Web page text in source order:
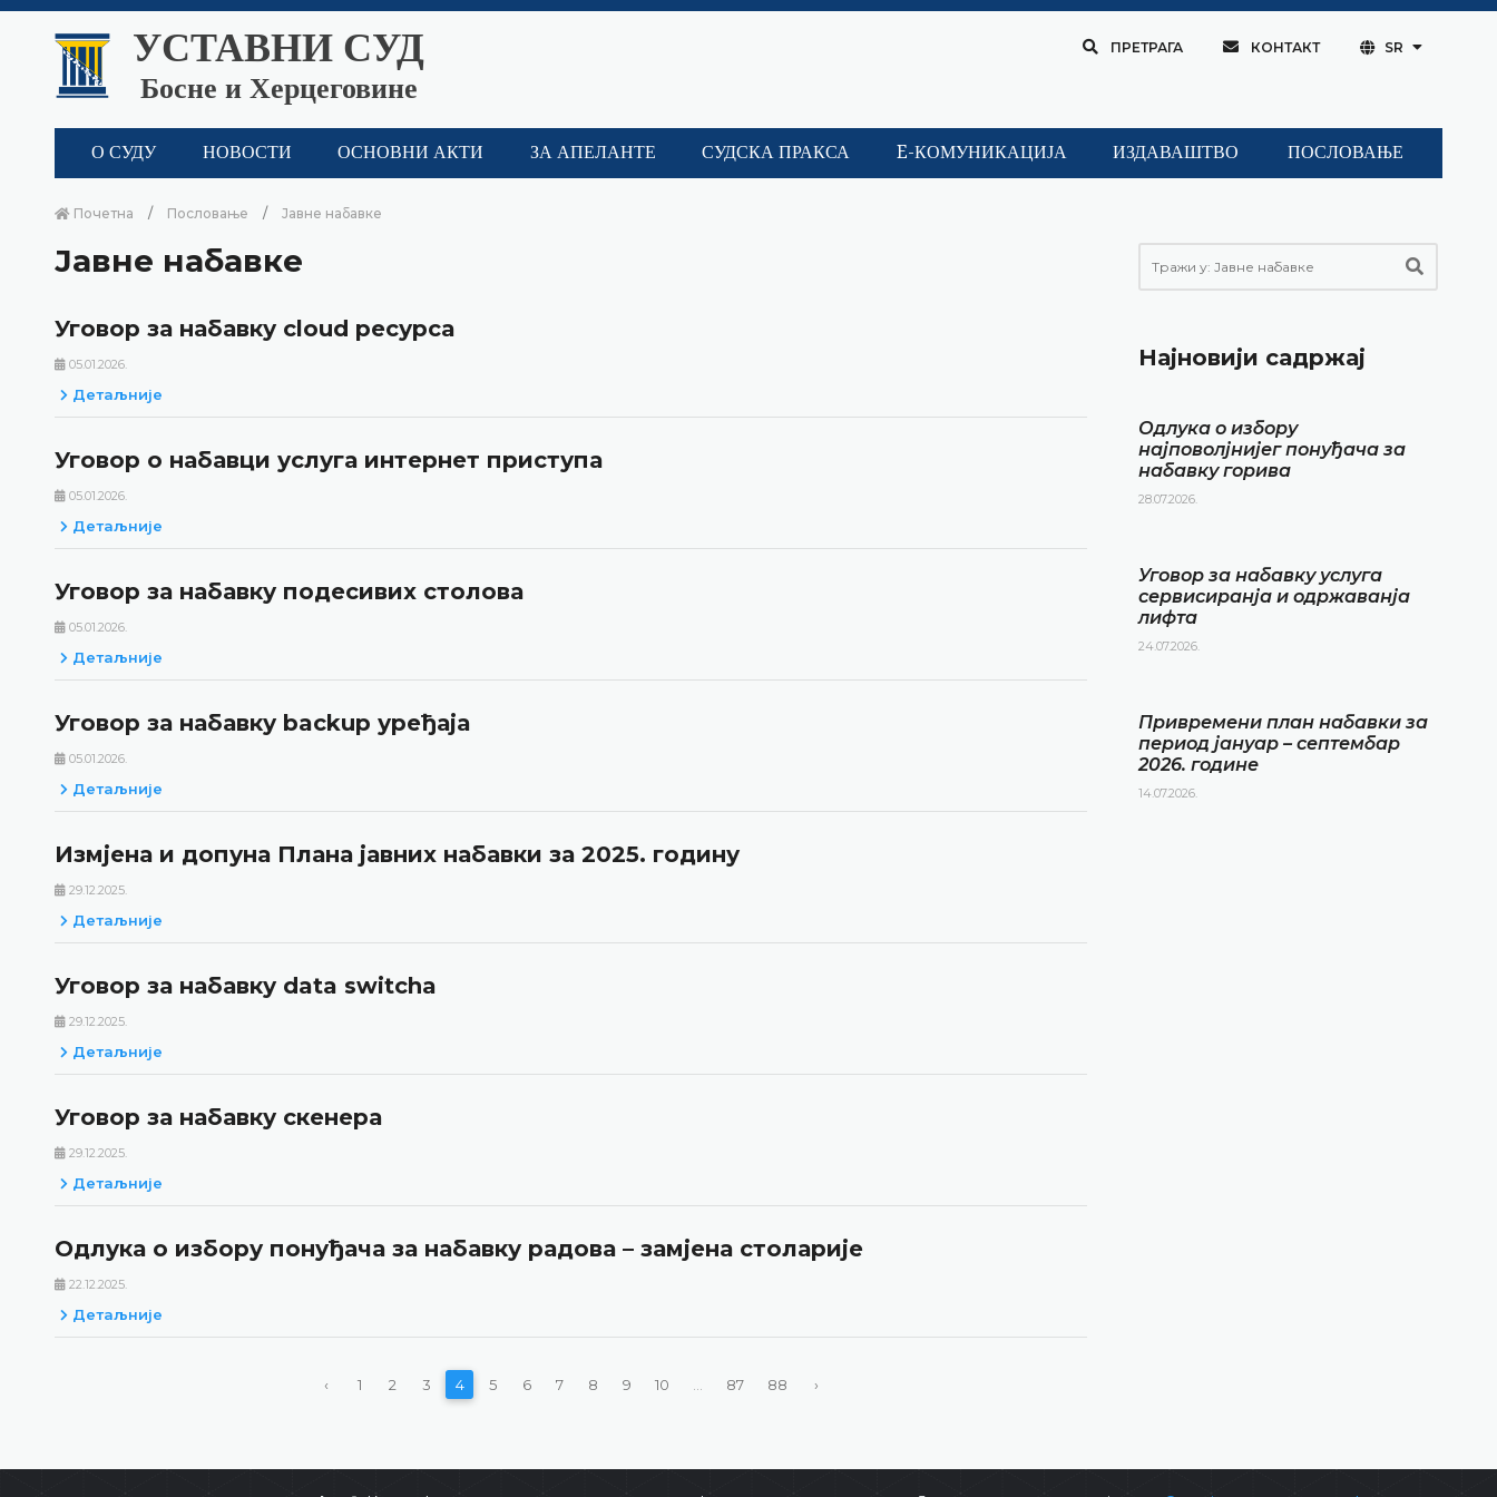
УСТАВНИ СУД
Босне и Херцеговине
ПРЕТРАГА КОНТАКТ SR
О СУДУ НОВОСТИ ОСНОВНИ АКТИ ЗА АПЕЛАНТЕ СУДСКА ПРАКСА E-КОМУНИКАЦИЈА ИЗДАВАШТВО ПОСЛОВАЊЕ
Почетна Пословање Јавне набавке
Јавне набавке
Уговор за набавку cloud ресурса
05.01.2026.
Детаљније
Уговор о набавци услуга интернет приступа
05.01.2026.
Детаљније
Уговор за набавку подесивих столова
05.01.2026.
Детаљније
Уговор за набавку backup уређаја
05.01.2026.
Детаљније
Измјена и допуна Плана јавних набавки за 2025. годину
29.12.2025.
Детаљније
Уговор за набавку data switcha
29.12.2025.
Детаљније
Уговор за набавку скенера
29.12.2025.
Детаљније
Одлука о избору понуђача за набавку радова – замјена столарије
22.12.2025.
Детаљније
‹ 1 2 3 4 5 6 7 8 9 10 87 88 ›
Најновији садржај
Одлука о избору
најповолјнијег понуђача за
набавку горива
28.07.2026.
Уговор за набавку услуга
сервисиранја и одржаванја
лифта
24.07.2026.
Привремени план набавки за
период јануар – септембар
2026. године
14.07.2026.